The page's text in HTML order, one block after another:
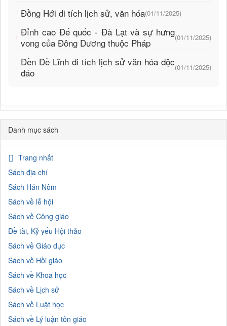
Đồng Hới di tích lịch sử, văn hóa(01/11/2025)
Đỉnh cao Đế quốc - Đà Lạt và sự hưng
vong của Đông Dương thuộc Pháp
(01/11/2025)
Đền Đề Lĩnh di tích lịch sử văn hóa độc
đáo
(01/11/2025)
Danh mục sách
Trang nhất
Sách địa chí
Sách Hán Nôm
Sách về lễ hội
Sách về Công giáo
Đề tài, Kỷ yếu Hội thảo
Sách về Giáo dục
Sách về Hồi giáo
Sách về Khoa học
Sách về Lịch sử
Sách về Luật học
Sách về Lý luận tôn giáo